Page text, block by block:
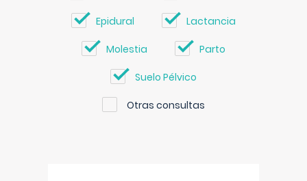
Epidural Lactancia
Molestia Parto
Suelo Pélvico
Otras consultas